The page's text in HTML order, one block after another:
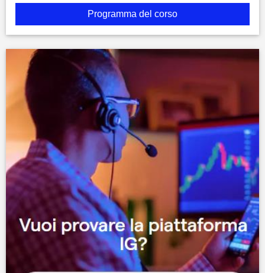
Programma del corso